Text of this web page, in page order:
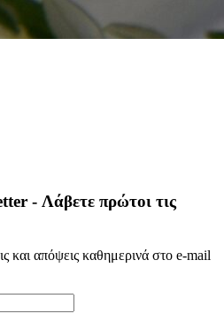
- Λάβετε πρώτοι τις
και απόψεις καθημερινά στο e-mail